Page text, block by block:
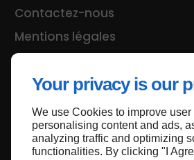
Your privacy is our
We use Cookies to improve
personalising content and ads,
analyzing traffic and optimizing
functionalities. By clicking "I
Contactez-nous
Mentions légales
Plan du site
Haut de